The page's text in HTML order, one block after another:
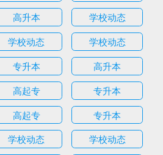
高升本
学校动态
学校动态
学校动态
专升本
高升本
高起专
专升本
高起专
专升本
学校动态 学校动态